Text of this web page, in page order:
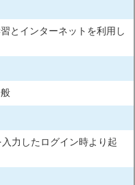
とインターネットを利用し
力したログイン時より起